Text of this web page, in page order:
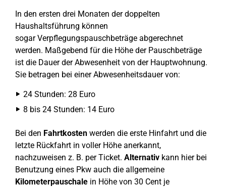
In den ersten drei Monaten der doppelten
Haushaltsführung können
sogar Verpflegungspauschbeträge abgerechnet
werden. Maßgebend für die Höhe der Pauschbeträge
ist die Dauer der Abwesenheit von der Hauptwohnung.
Sie betragen bei einer Abwesenheitsdauer von:
24 Stunden: 28 Euro
8 bis 24 Stunden: 14 Euro
Bei den Fahrtkosten werden die erste Hinfahrt und die
letzte Rückfahrt in voller Höhe anerkannt,
nachzuweisen z. B. per Ticket. Alternativ kann hier bei
Benutzung eines Pkw auch die allgemeine
Kilometerpauschale in Höhe von 30 Cent je